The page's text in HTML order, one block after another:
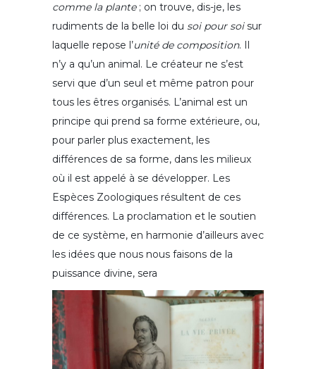
comme la plante; on trouve, dis-je, les
rudiments de la belle loi du soi pour soisur
laquelle repose l’unité de composition. Il
n’y a qu’un animal. Le créateur ne s’est
servi que d’un seul et même patron pour
tous les êtres organisés. L’animal est un
principe qui prend sa forme extérieure, ou,
pour parler plus exactement, les
différences de sa forme, dans les milieux
où il est appelé à se développer. Les
Espèces Zoologiques résultent de ces
différences. La proclamation et le soutien
de ce système, en harmonie d’ailleurs avec
les idées que nous nous faisons de la
puissance divine, sera